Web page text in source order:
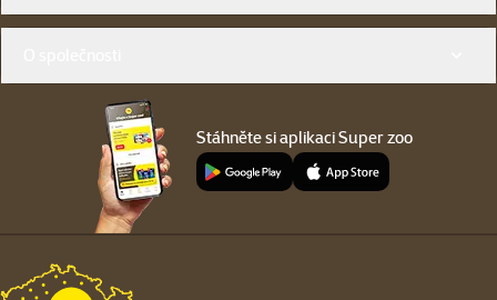
Stáhněte si aplikaci Super zoo